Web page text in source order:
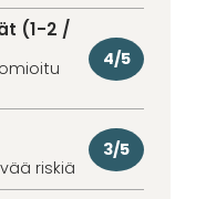
(1-2 /
4/5
riskiä
3/5